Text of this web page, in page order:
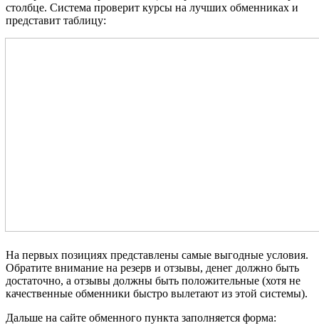
столбце. Система проверит курсы на лучших обменниках и
представит таблицу:
На первых позициях представлены самые выгодные условия.
Обратите внимание на резерв и отзывы, денег должно быть
достаточно, а отзывы должны быть положительные (хотя не
качественные обменники быстро вылетают из этой системы).
Дальше на сайте обменного пункта заполняется форма: